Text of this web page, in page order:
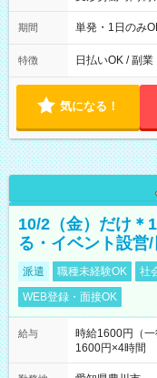
00～20：00
期間 単発・1日のみ
特徴 日払いOK / 副
気になる！
10/2（金）だけ＊
る・イベント設営
派遣 職種未経験OK 社
WEB登録・面接OK
給与
時給1600円（
1600円×4時間